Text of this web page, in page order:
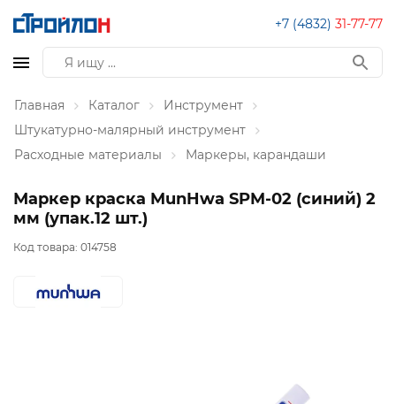
+7 (4832) 31-77-77
Главная Каталог
Инструмент
Штукатурно-малярный инструмент
Расходные материалы
Маркеры, карандаши
Маркер краска MunHwa SPM-02 (синий) 2
мм (упак.12 шт.)
Код товара: 014758